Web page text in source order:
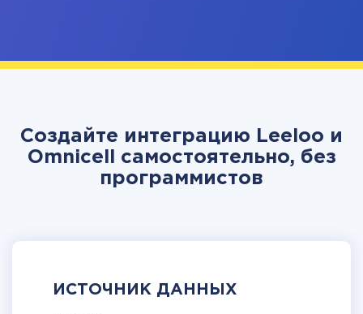
Создайте интеграцию Leeloo и
Omnicell самостоятельно, без
программистов
ИСТОЧНИК ДАННЫХ